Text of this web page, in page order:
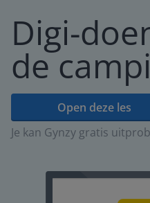
Digi-
de
Open deze les
Je kan Gynzy gratis